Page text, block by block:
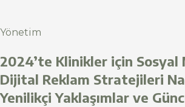
Yönetim
2024’te Klinikler için Sosyal
Dijital Reklam Stratejileri
Yenilikçi Yaklaşımlar ve